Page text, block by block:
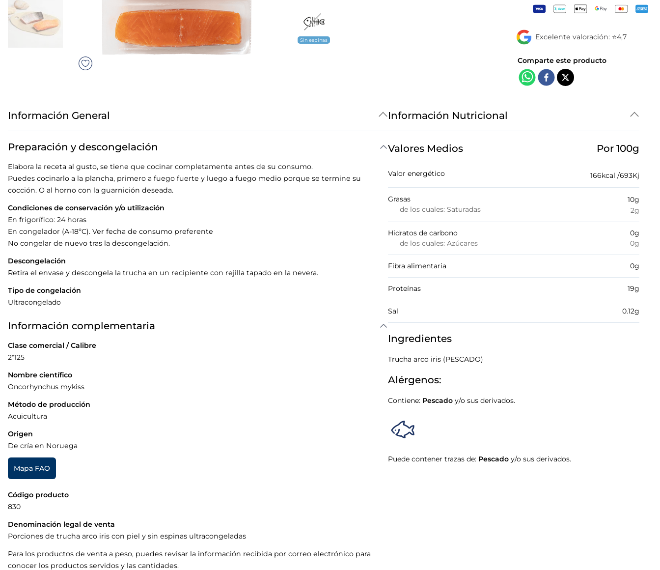
Sin espinas Excelente valoración: ⭐4,7
Información General
Preparación y descongelación
Elabora la receta al gusto, se tiene que cocinar completamente antes de su consumo.
Puedes cocinarlo a la plancha, primero a fuego fuerte y luego a fuego medio porque se termine su
cocción. O al horno con la guarnición deseada.
Condiciones de conservación y/o utilización
En frigorífico: 24 horas
En congelador (A-18ºC). Ver fecha de consumo preferente
No congelar de nuevo tras la descongelación.
Descongelación
Retira el envase y descongela la trucha en un recipiente con rejilla tapado en la nevera.
Tipo de congelación
Ultracongelado
Información complementaria
Clase comercial / Calibre
2*125
Nombre científico
Oncorhynchus mykiss
Método de producción
Acuicultura
Origen
De cría en Noruega
Mapa FAO
Código producto
830
Denominación legal de venta
Porciones de trucha arco iris con piel y sin espinas ultracongeladas
Para los productos de venta a peso, puedes revisar la información recibida por correo electrónico para
conocer los productos servidos y las cantidades.
Información Nutricional
Valores Medios Por 100g
Valor energético 166kcal /693Kj
Grasas
de los cuales: Saturadas
10g
2g
Hidratos de carbono
de los cuales: Azúcares
0g
0g
Fibra alimentaria 0g
Proteínas 19g
Sal 0.12g
Ingredientes
Trucha arco iris (PESCADO)
Alérgenos:
Contiene: Pescado y/o sus derivados.
Puede contener trazas de: Pescado y/o sus derivados.
8. gambon
9. sushi